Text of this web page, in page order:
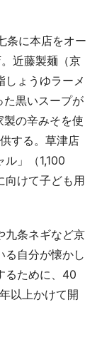
条に本店をオー
近藤製麺（京
しょうゆラーメ
黒いスープが
の辛みそを使
する。草津店
」（1,100
向けて子ども用
九条ネギなど京
る自分が懐かし
るために、40
以上かけて開